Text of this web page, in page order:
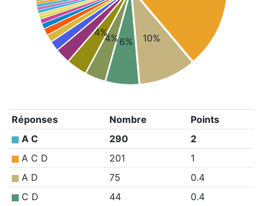
10%
6%
4%
4%
Réponses Nombre
Points
A C
290
2
A C D
201
1
A D
75
0.4
C D
44
0.4